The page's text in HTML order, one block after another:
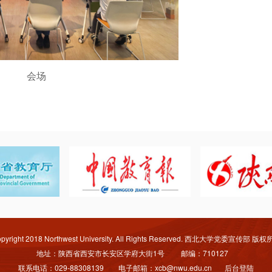
会场
2018 Northwest University. All Rights Reserved. 西北大学党委宣传部 版权
地址：陕西省西安市长安区学府大街1号 邮编：710127
联系电话：029-88308139 电子邮箱：xcb@nwu.edu.cn
后台登陆